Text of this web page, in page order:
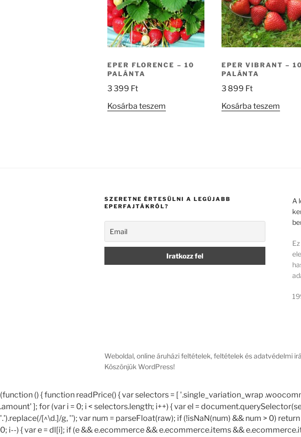
EPER FLORENCE – 10
PALÁNTA
3 399 Ft
Kosárba teszem
EPER VIBRANT – 10
PALÁNTA
3 899 Ft
Kosárba teszem
SZERETNE ÉRTESÜLNI A LEGÚJABB
EPERFAJTÁKRÓL?
A
Weboldal, online áruházi feltételek, feltételek és adatvédelmi
Köszönjük WordPress!
(function () { function readPrice() { var selectors = [ '.single_variation_wrap
.amount' ]; for (var i = 0; i < selectors.length; i++) { var el =
'.').replace(/[^\d.]/g, ''); var num = parseFloat(raw); if (!isNaN(num) && num > 0)
0; i--) { var e = dl[i]; if (e && e.ecommerce && e.ecommerce.items &&